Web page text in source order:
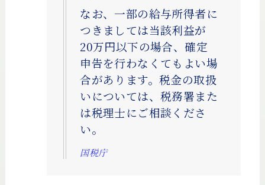
なお、一部の給与所得者に
つきましては当該利益が
20万円以下の場合、確定
申告を行わなくてもよい場
合があります。税金の取扱
いについては、税務署また
は税理士にご相談くださ
い。
国税庁